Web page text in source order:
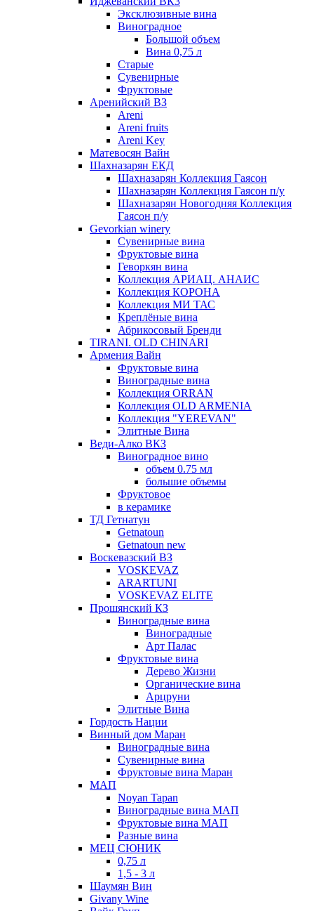
Эксклюзивные вина
Виноградное
Большой объем
Вина 0,75 л
Старые
Сувенирные
Фруктовые
Аренийский ВЗ
Areni
Areni fruits
Areni Key
Матевосян Вайн
Шахназарян ЕКД
Шахназарян Коллекция Гаясон
Шахназарян Коллекция Гаясон п/у
Шахназарян Новогодняя Коллекция
Гаясон п/у
Gevorkian winery
Сувенирные вина
Фруктовые вина
Геворкян вина
Коллекция АРИАЦ. АНАИС
Коллекция КОРОНА
Коллекция МИ ТАС
Креплёные вина
Абрикосовый Бренди
TIRANI. OLD CHINARI
Армения Вайн
Фруктовые вина
Виноградные вина
Коллекция ORRAN
Коллекция OLD ARMENIA
Коллекция "YEREVAN"
Элитные Вина
Веди-Алко ВКЗ
Виноградное вино
объем 0.75 мл
большие объемы
Фруктовое
в керамике
ТД Гетнатун
Getnatoun
Getnatoun new
Воскевазский ВЗ
VOSKEVAZ
ARARTUNI
VOSKEVAZ ELITE
Прошянский КЗ
Виноградные вина
Виноградные
Арт Палас
Фруктовые вина
Дерево Жизни
Органические вина
Арцруни
Элитные Вина
Гордость Нации
Винный дом Маран
Виноградные вина
Сувенирные вина
Фруктовые вина Маран
МАП
Noyan Tapan
Виноградные вина МАП
Фруктовые вина МАП
Разные вина
МЕЦ СЮНИК
0,75 л
1,5 - 3 л
Шаумян Вин
Givany Wine